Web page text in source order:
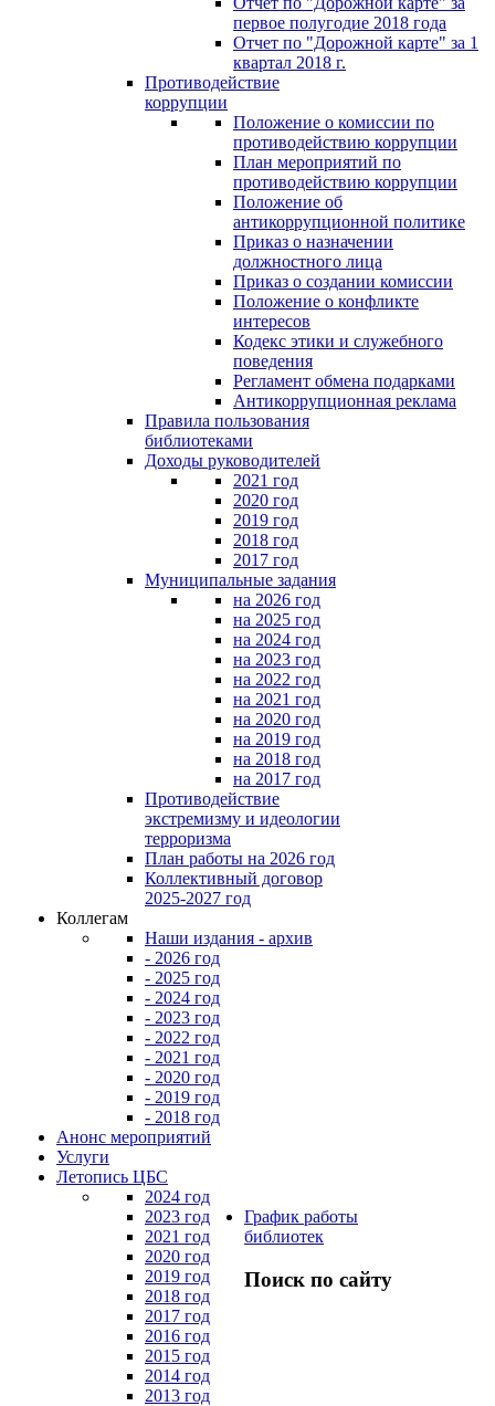
первое полугодие 2018 года
Отчет по "Дорожной карте" за 1
квартал 2018 г.
Противодействие
коррупции
Положение о комиссии по
противодействию коррупции
План мероприятий по
противодействию коррупции
Положение об
антикоррупционной политике
Приказ о назначении
должностного лица
Приказ о создании комиссии
Положение о конфликте
интересов
Кодекс этики и служебного
поведения
Регламент обмена подарками
Антикоррупционная реклама
Правила пользования
библиотеками
Доходы руководителей
2021 год
2020 год
2019 год
2018 год
2017 год
Муниципальные задания
на 2026 год
на 2025 год
на 2024 год
на 2023 год
на 2022 год
на 2021 год
на 2020 год
на 2019 год
на 2018 год
на 2017 год
Противодействие
экстремизму и идеологии
терроризма
План работы на 2026 год
Коллективный договор
2025-2027 год
Коллегам
Наши издания - архив
- 2026 год
- 2025 год
- 2024 год
- 2023 год
- 2022 год
- 2021 год
- 2020 год
- 2019 год
- 2018 год
Анонс мероприятий
Услуги
Летопись ЦБС
2024 год
2023 год
2021 год
2020 год
2019 год
2018 год
2017 год
2016 год
2015 год
2014 год
2013 год
График работы
библиотек
Поиск по сайту